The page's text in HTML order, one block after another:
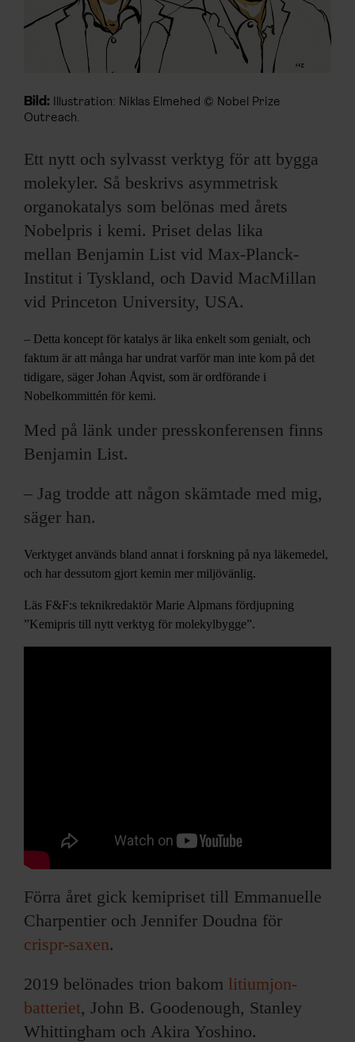
OM F&F
Bild: Illustration: Niklas Elmehed © Nobel Prize
Outreach.
Ett nytt och sylvasst verktyg för att bygga
molekyler. Så beskrivs asymmetrisk
organokatalys som belönas med årets
Nobelpris i kemi. Priset delas lika
mellan Benjamin List vid Max-Planck-
Institut i Tyskland, och David MacMillan
vid Princeton University, USA.
– Detta koncept för katalys är lika enkelt som genialt, och
faktum är att många har undrat varför man inte kom på det
tidigare, säger Johan Åqvist, som är ordförande i
Nobelkommittén för kemi.
Med på länk under presskonferensen finns
Benjamin List.
– Jag trodde att någon skämtade med mig,
säger han.
Verktyget används bland annat i forskning på nya läkemedel,
och har dessutom gjort kemin mer miljövänlig.
Läs F&F:s teknikredaktör Marie Alpmans fördjupning
”Kemipris till nytt verktyg för molekylbygge”.
Förra året gick kemipriset till Emmanuelle
Charpentier och Jennifer Doudna för
crispr-saxen.
2019 belönades trion bakom litiumjon-
batteriet, John B. Goodenough, Stanley
Whittingham och Akira Yoshino.